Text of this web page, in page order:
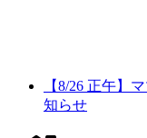
【8/26 正午】
知らせ